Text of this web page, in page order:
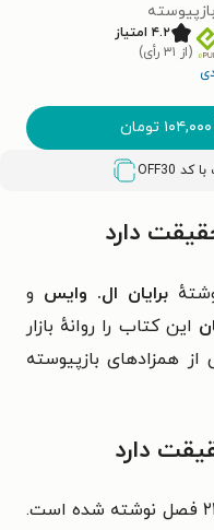
۴.۲ امتیاز
(از ۳۱ رأی)
۱۰۴,۰۰۰ تومان
OFF30
دارد
برایان ال‌. وایس و
این کتاب را روانهٔ بازار
از همزادهای بازپیوسته
دارد
در ۲۴ فصل نوشته شده است.